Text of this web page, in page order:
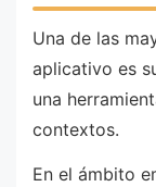
Una de las
aplicativo es
una
contextos.
En el ámbito